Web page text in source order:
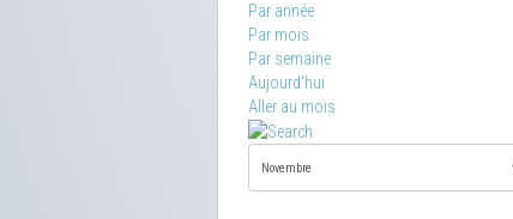
Par année
Par mois
Par semaine
Aujourd'hui
Aller au mois